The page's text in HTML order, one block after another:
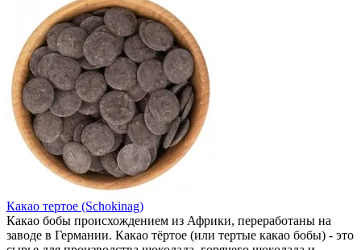
Какао тертое (Schokinag)
Какао бобы происхождением из Африки, переработаны на
заводе в Германии. Какао тёртое (или тертые какао бобы) - это